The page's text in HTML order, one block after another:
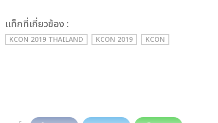
เเท็กที่เกี่ยวข้อง :
KCON 2019 THAILAND KCON 2019 KCON